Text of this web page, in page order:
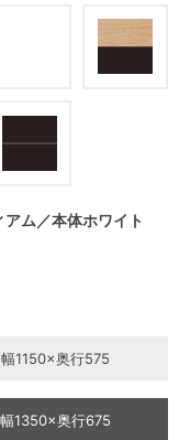
ム／本体ホワイト
幅1150×奥行575
幅1350×奥行675